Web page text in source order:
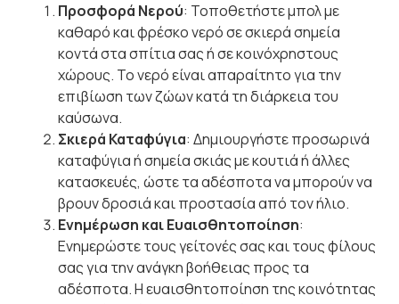
Προσφορά Νερού: Τοποθετήστε μπολ με
καθαρό και φρέσκο νερό σε σκιερά σημεία
κοντά στα σπίτια σας ή σε κοινόχρηστους
χώρους. Το νερό είναι απαραίτητο για την
επιβίωση των ζώων κατά τη διάρκεια του
καύσωνα.
Σκιερά Καταφύγια: Δημιουργήστε προσωρινά
καταφύγια ή σημεία σκιάς με κουτιά ή άλλες
κατασκευές, ώστε τα αδέσποτα να μπορούν να
βρουν δροσιά και προστασία από τον ήλιο.
Ενημέρωση και Ευαισθητοποίηση:
Ενημερώστε τους γείτονές σας και τους φίλους
σας για την ανάγκη βοήθειας προς τα
αδέσποτα. Η ευαισθητοποίηση της κοινότητας